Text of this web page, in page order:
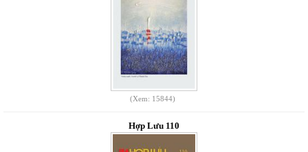
(Xem: 15844)
Hợp Lưu 110